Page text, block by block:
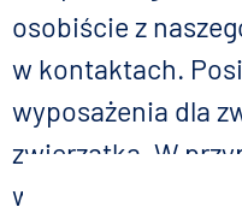
osobiście z
w kontaktach.
wyposażenia dla
zwierzątka. W
wymagań